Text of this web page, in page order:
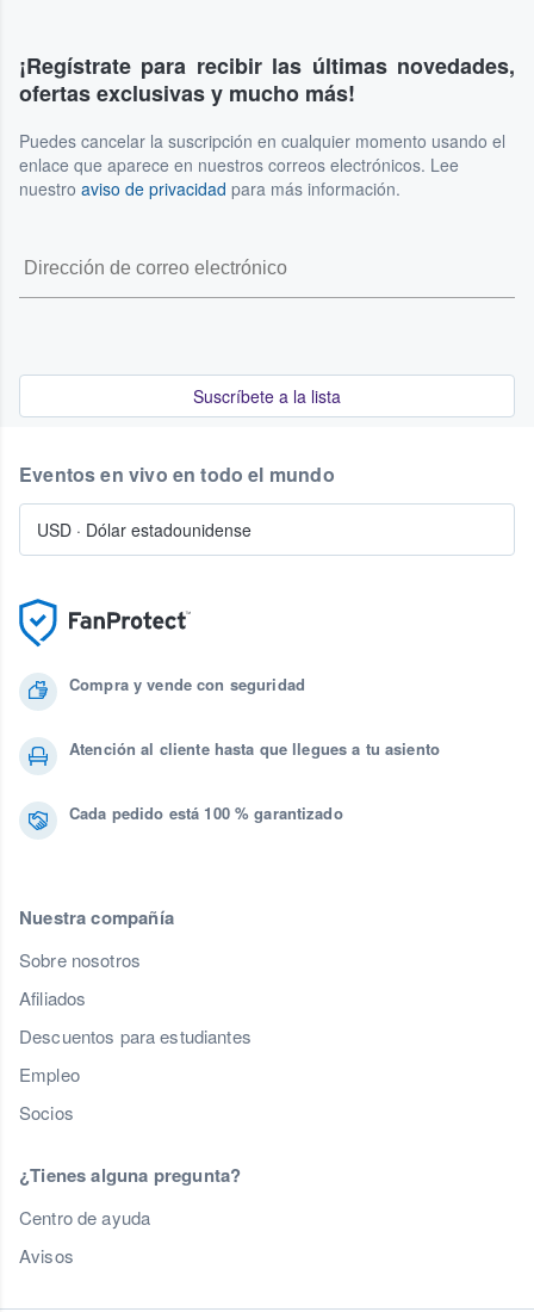
¡Regístrate para recibir las últimas novedades,
ofertas exclusivas y mucho más!
Puedes cancelar la suscripción en cualquier momento usando el
enlace que aparece en nuestros correos electrónicos. Lee
nuestro aviso de privacidad para más información.
Suscríbete a la lista
Compra y vende con seguridad
Atención al cliente hasta que llegues a tu asiento
Cada pedido está 100 % garantizado
Nuestra compañía
Sobre nosotros
Afiliados
Descuentos para estudiantes
Empleo
Socios
¿Tienes alguna pregunta?
Centro de ayuda
Avisos
Eventos en vivo en todo el mundo
USD · Dólar estadounidense